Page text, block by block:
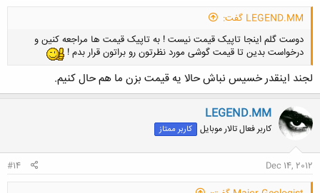
LEGEND.MM گفت:
دوست گلم اینجا تاپیک قیمت نیست ! به تاپیک قیمت ها مراجعه کنین و
درخواست بدین تا قیمت گوشی مورد نظرتون رو براتون قرار بدم !
لجند اینقدر خسیس نباش حالا یه قیمت بزن ما هم حال کنیم.
LEGEND.MM
کاربر فعال تالار موبایل کاربر ممتاز
Dec 14, 2012
#14